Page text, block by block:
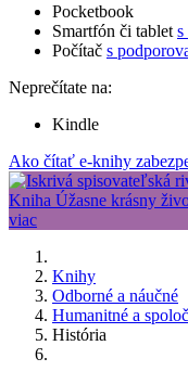
Pocketbook
Smartfón či tablet s
Počítač s
Neprečítate na:
Kindle
Ako čítať e-knihy
Knihy
Odborné a náučné
Humanitné a
História